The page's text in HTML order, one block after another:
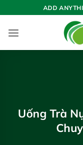
qua
nội
ADD
Uống Trà